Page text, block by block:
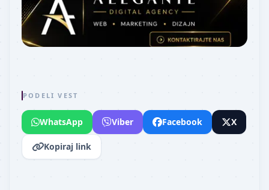
PODELI VEST
WhatsApp Viber Facebook X
Kopiraj link